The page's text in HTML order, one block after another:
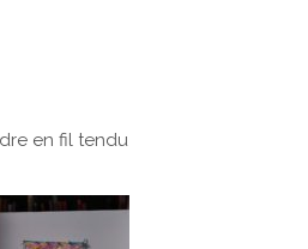
en fil tendu